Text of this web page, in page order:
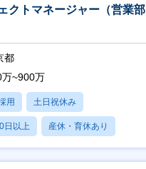
クトマネージャー（営業部
都
~900万
用 土日祝休み
日以上 産休・育休あり
時間以内